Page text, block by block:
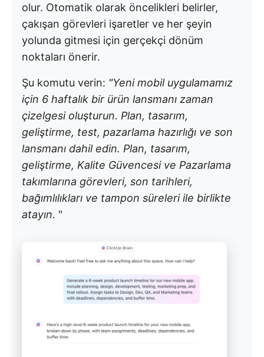
olur. Otomatik olarak öncelikleri belirler,
çakışan görevleri işaretler ve her şeyin
yolunda gitmesi için gerçekçi dönüm
noktaları önerir.
Şu komutu verin: "Yeni mobil uygulamamız
için 6 haftalık bir ürün lansmanı zaman
çizelgesi oluşturun. Plan, tasarım,
geliştirme, test, pazarlama hazırlığı ve son
lansmanı dahil edin. Plan, tasarım,
geliştirme, Kalite Güvencesi ve Pazarlama
takımlarına görevleri, son tarihleri,
bağımlılıkları ve tampon süreleri ile birlikte
atayın. "